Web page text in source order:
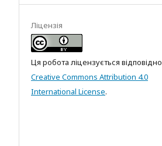
Ліцензія
Ця робота ліцензується
Creative Commons Attribution 4.0
International License.